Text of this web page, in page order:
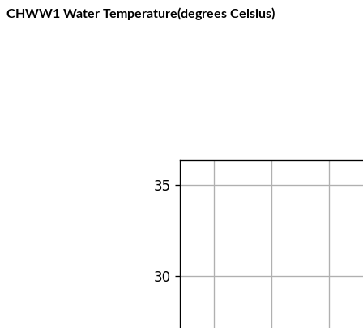
CHWW1 Water Temperature(degrees Celsius)